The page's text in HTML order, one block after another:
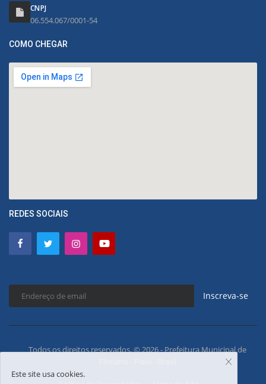
CNPJ
06.554.067/0001-54
COMO CHEGAR
REDES SOCIAIS
Inscreva-se
Todos os direitos reservados. © 2026 - Prefeitura Municipal de
Este site usa cookies.